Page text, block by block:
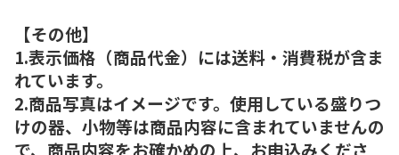
【その他】
1.表示価格（商品代金）には送料・消費税が含ま
れています。
2.商品写真はイメージです。使用している盛りつ
けの器、小物等は商品内容に含まれていませんの
で、商品内容をお確かめの上、お申込みくださ